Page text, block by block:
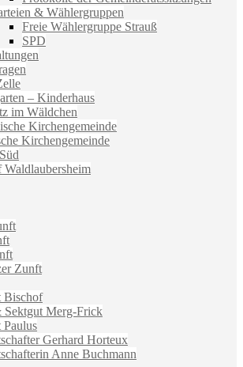
& Wählergruppen
Freie Wählergruppe Strauß
SPD
– Kinderhaus
im Wäldchen
Kirchengemeinde
Kirchengemeinde
Waldlaubersheim
Zunft
Bischof
Sektgut Merg-Frick
Paulus
Gerhard Horteux
Anne Buchmann